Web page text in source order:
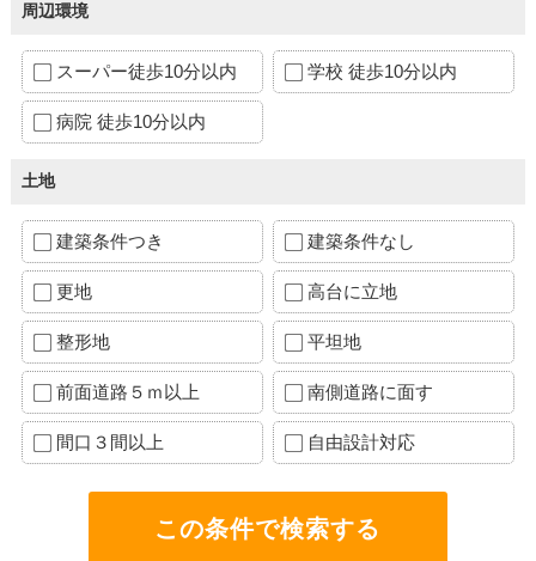
周辺環境
スーパー徒歩10分以内 学校 徒歩10分以内
病院 徒歩10分以内
土地
建築条件つき 建築条件なし
更地 高台に立地
整形地 平坦地
前面道路５ｍ以上 南側道路に面す
間口３間以上 自由設計対応